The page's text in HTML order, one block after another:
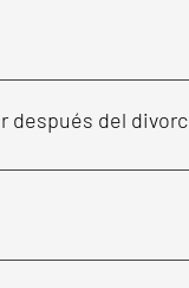
después del